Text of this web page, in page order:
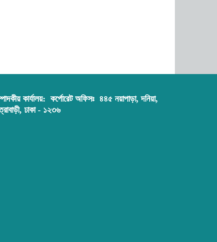
কার্যালয়: কর্পোরেট অফিসঃ ৪৪৫ নয়াপাড়া, দনিয়া,
ঢাকা - ১২৩৬